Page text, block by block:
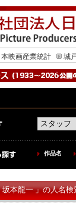
本映画産業統計 城
作品名
坂本龍一 」の人名検